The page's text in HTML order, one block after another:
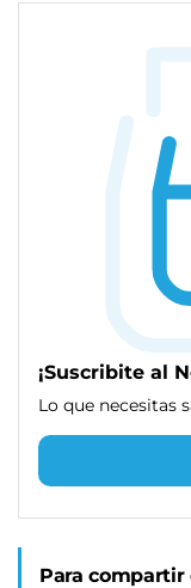
¡Suscribite al
Lo que necesitas
Para compartir